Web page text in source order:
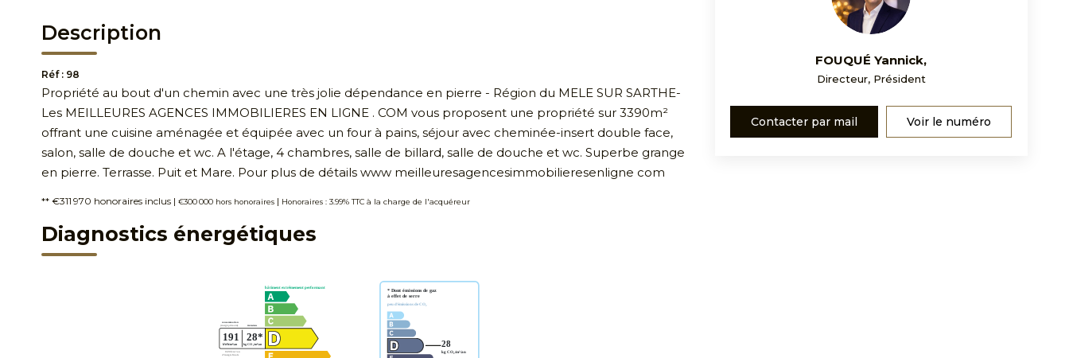
Description
Réf : 98
Propriété au bout d'un chemin avec une très jolie dépendance en pierre - Région du MELE SUR SARTHE-
Les MEILLEURES AGENCES IMMOBILIERES EN LIGNE . COM vous proposent une propriété sur 3390m²
offrant une cuisine aménagée et équipée avec un four à pains, séjour avec cheminée-insert double face,
salon, salle de douche et wc. A l'étage, 4 chambres, salle de billard, salle de douche et wc. Superbe grange
en pierre. Terrasse. Puit et Mare. Pour plus de détails www meilleuresagencesimmobilieresenligne com
** €311 970 honoraires inclus | €300 000 hors honoraires | Honoraires : 3.99% TTC à la charge de l'acquéreur
Diagnostics énergétiques
FOUQUÉ Yannick,
Directeur, Président
Contacter par mail Voir le numéro